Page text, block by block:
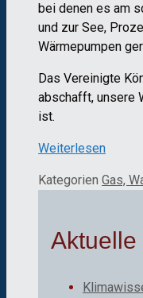
bei denen es am
und zur See,
Wärmepumpen
Das Vereinigte
abschafft, unsere
ist.
Weiterlesen
Kategorien Gas,
Aktuelle